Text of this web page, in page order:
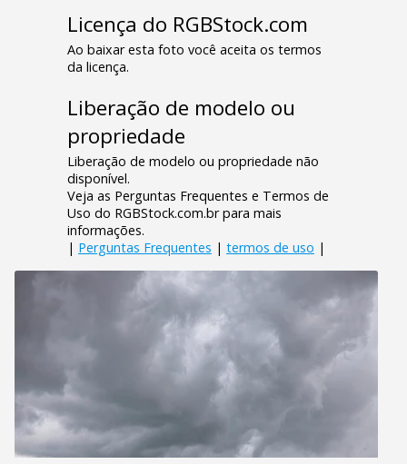
Licença do RGBStock.com
Ao baixar esta foto você aceita os termos
da licença.
Liberação de modelo ou
propriedade
Liberação de modelo ou propriedade não
disponível.
Veja as Perguntas Frequentes e Termos de
Uso do RGBStock.com.br para mais
informações.
| Perguntas Frequentes | termos de uso |